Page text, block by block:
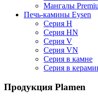
Мангалы
Печь-камины Eysen
Серия H
Серия HN
Серия V
Серия VN
Серия в камне
Серия в
Продукция Plamen